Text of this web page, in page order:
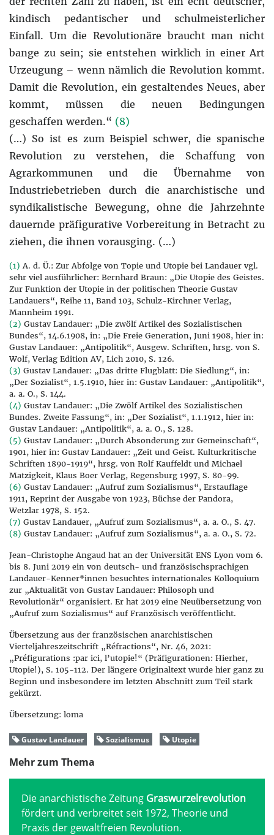
kindisch pedantischer und schulmeisterlicher
Einfall. Um die Revolutionäre braucht man nicht
bange zu sein; sie entstehen wirklich in einer Art
Urzeugung – wenn nämlich die Revolution kommt.
Damit die Revolution, ein gestaltendes Neues, aber
kommt, müssen die neuen Bedingungen
geschaffen werden.“ (8)
(…) So ist es zum Beispiel schwer, die spanische
Revolution zu verstehen, die Schaffung von
Agrarkommunen und die Übernahme von
Industriebetrieben durch die anarchistische und
syndikalistische Bewegung, ohne die Jahrzehnte
dauernde präfigurative Vorbereitung in Betracht zu
ziehen, die ihnen vorausging. (…)
(1) A. d. Ü.: Zur Abfolge von Topie und Utopie bei Landauer vgl.
sehr viel ausführlicher: Bernhard Braun: „Die Utopie des Geistes.
Zur Funktion der Utopie in der politischen Theorie Gustav
Landauers“, Reihe 11, Band 103, Schulz-Kirchner Verlag,
Mannheim 1991.
(2) Gustav Landauer: „Die zwölf Artikel des Sozialistischen
Bundes“, 14.6.1908, in: „Die Freie Generation, Juni 1908, hier in:
Gustav Landauer: „Antipolitik“, Ausgew. Schriften, hrsg. von S.
Wolf, Verlag Edition AV, Lich 2010, S. 126.
(3) Gustav Landauer: „Das dritte Flugblatt: Die Siedlung“, in:
„Der Sozialist“, 1.5.1910, hier in: Gustav Landauer: „Antipolitik“,
a. a. O., S. 144.
(4) Gustav Landauer: „Die Zwölf Artikel des Sozialistischen
Bundes. Zweite Fassung“, in: „Der Sozialist“, 1.1.1912, hier in:
Gustav Landauer: „Antipolitik“, a. a. O., S. 128.
(5) Gustav Landauer: „Durch Absonderung zur Gemeinschaft“,
1901, hier in: Gustav Landauer: „Zeit und Geist. Kulturkritische
Schriften 1890-1919“, hrsg. von Rolf Kauffeldt und Michael
Matzigkeit, Klaus Boer Verlag, Regensburg 1997, S. 80-99.
(6) Gustav Landauer: „Aufruf zum Sozialismus“, Erstauflage
1911, Reprint der Ausgabe von 1923, Büchse der Pandora,
Wetzlar 1978, S. 152.
(7) Gustav Landauer, „Aufruf zum Sozialismus“, a. a. O., S. 47.
(8) Gustav Landauer: „Aufruf zum Sozialismus“, a. a. O., S. 72.
Jean-Christophe Angaud hat an der Universität ENS Lyon vom 6.
bis 8. Juni 2019 ein von deutsch- und französischsprachigen
Landauer-Kenner*innen besuchtes internationales Kolloquium
zur „Aktualität von Gustav Landauer: Philosoph und
Revolutionär“ organisiert. Er hat 2019 eine Neuübersetzung von
„Aufruf zum Sozialismus“ auf Französisch veröffentlicht.
Übersetzung aus der französischen anarchistischen
Vierteljahreszeitschrift „Réfractions“, Nr. 46, 2021:
„Préfigurations :par ici, l’utopie!“ (Präfigurationen: Hierher,
Utopie!), S. 105-112. Der längere Originaltext wurde hier ganz zu
Beginn und insbesondere im letzten Abschnitt zum Teil stark
gekürzt.
Übersetzung: loma
Gustav Landauer Sozialismus Utopie
Mehr zum Thema
Die anarchistische Zeitung Graswurzelrevolution
fördert und verbreitet seit 1972, Theorie und
Praxis der gewaltfreien Revolution.